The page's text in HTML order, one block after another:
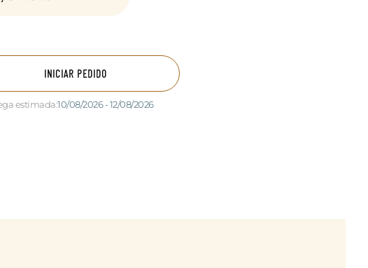
INICIAR PEDIDO
estimada:10/08/2026 - 12/08/2026